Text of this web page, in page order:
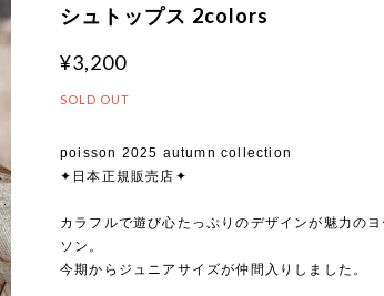
シュトップス 2colors
¥3,200
SOLD OUT
poisson 2025 autumn collection
✦日本正規販売店✦
カラフルで遊び心たっぷりのデザインが魅力の
ソン。
今期からジュニアサイズが仲間入りしました。